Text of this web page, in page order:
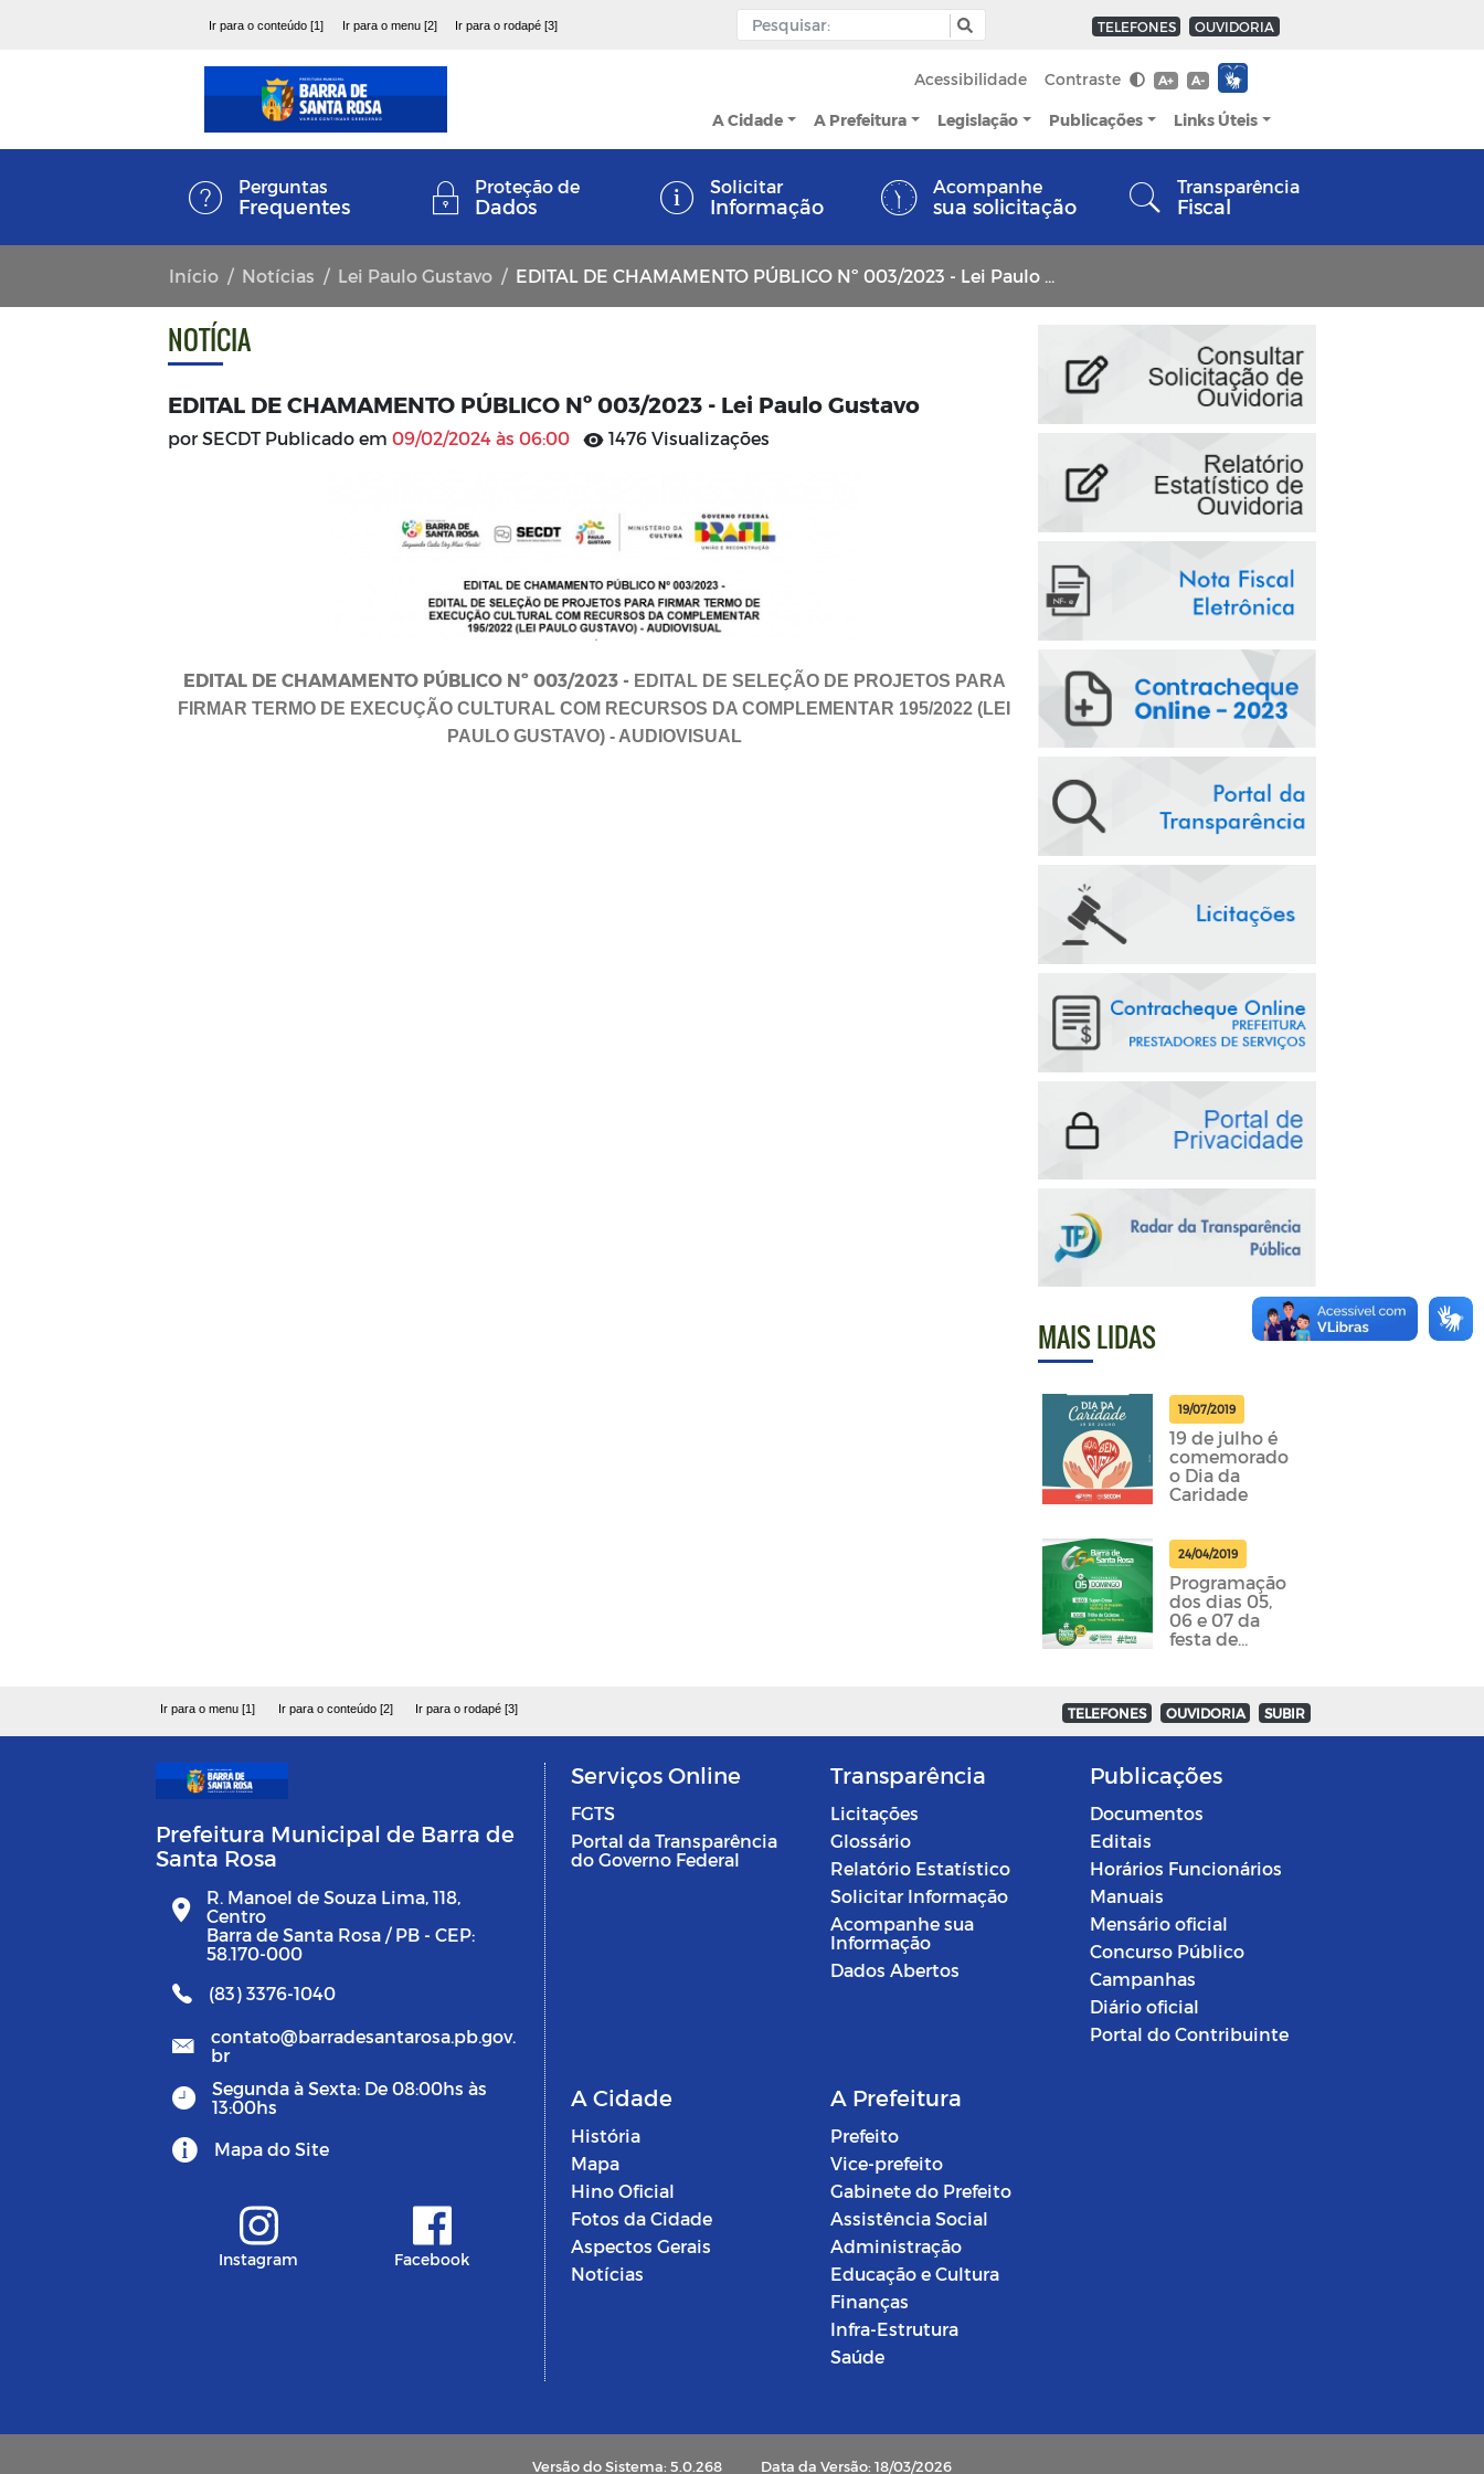
Ir para o conteúdo [1] Ir para o menu [2] Ir para o rodapé [3] TELEFONES OUVIDORIA
Acessibilidade Contraste A+ A-
A Cidade A Prefeitura Legislação Publicações Links Úteis
Perguntas
Frequentes
Proteção de
Dados
Solicitar
Informação
Acompanhe
sua solicitação
Transparência
Fiscal
Início Notícias Lei Paulo Gustavo EDITAL DE CHAMAMENTO PÚBLICO Nº 003/2023 - Lei Paulo Gustavo
NOTÍCIA
EDITAL DE CHAMAMENTO PÚBLICO Nº 003/2023 - Lei Paulo Gustavo
por SECDT Publicado em 09/02/2024 às 06:00 1476 Visualizações
EDITAL DE CHAMAMENTO PÚBLICO Nº 003/2023 - EDITAL DE SELEÇÃO DE PROJETOS PARA
FIRMAR TERMO DE EXECUÇÃO CULTURAL COM RECURSOS DA COMPLEMENTAR 195/2022 (LEI
PAULO GUSTAVO) - AUDIOVISUAL
MAIS LIDAS
19/07/2019
19 de julho é
comemorado
o Dia da
Caridade
24/04/2019
Programação
dos dias 05,
06 e 07 da
festa de
divulgadas
Ir para o menu [1] Ir para o conteúdo [2] Ir para o rodapé [3] TELEFONES OUVIDORIA SUBIR
Prefeitura Municipal de Barra de
Santa Rosa
R. Manoel de Souza Lima, 118,
Centro
Barra de Santa Rosa / PB - CEP:
58.170-000
(83) 3376-1040
contato@barradesantarosa.pb.gov.
br
Segunda à Sexta: De 08:00hs às
13:00hs
Mapa do Site
Instagram Facebook
Serviços Online
FGTS
Portal da Transparência
do Governo Federal
Transparência
Licitações
Glossário
Relatório Estatístico
Solicitar Informação
Acompanhe sua
Informação
Dados Abertos
Publicações
Documentos
Editais
Horários Funcionários
Manuais
Mensário oficial
Concurso Público
Campanhas
Diário oficial
Portal do Contribuinte
A Cidade
História
Mapa
Hino Oficial
Fotos da Cidade
Aspectos Gerais
Notícias
A Prefeitura
Prefeito
Vice-prefeito
Gabinete do Prefeito
Assistência Social
Administração
Educação e Cultura
Finanças
Infra-Estrutura
Saúde
Versão do Sistema: 5.0.268 Data da Versão: 18/03/2026